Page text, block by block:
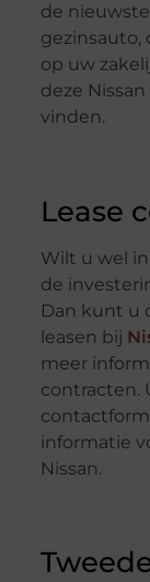
de
gezinsauto,
op uw
deze
vinden.
Lease
Wilt u wel
de
Dan kunt u
leasen bij
meer
contracten.
informatie
Nissan.